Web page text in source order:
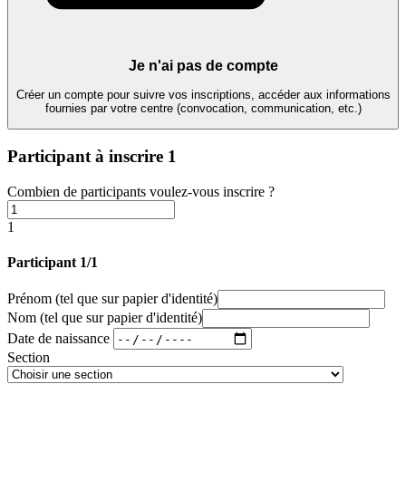
Je n'ai pas de compte
Créer un compte pour suivre vos inscriptions, accéder aux informations
fournies par votre centre (convocation, communication, etc.)
Participant à inscrire 1
Combien de participants voulez-vous inscrire ?
1
Participant 1/1
Prénom (tel que sur papier d'identité)
Nom (tel que sur papier d'identité)
Date de naissance
Section